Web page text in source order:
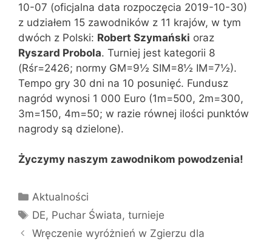
10-07 (oficjalna data rozpoczęcia 2019-10-30)
z udziałem 15 zawodników z 11 krajów, w tym
dwóch z Polski: Robert Szymański oraz
Ryszard Probola. Turniej jest kategorii 8
(Rśr=2426; normy GM=9½ SIM=8½ IM=7½).
Tempo gry 30 dni na 10 posunięć. Fundusz
nagród wynosi 1 000 Euro (1m=500, 2m=300,
3m=150, 4m=50; w razie równej ilości punktów
nagrody są dzielone).
Życzymy naszym zawodnikom powodzenia!
Kategorie
Aktualności
Tagi
DE, Puchar Świata,turnieje
Wręczenie wyróżnień w Zgierzu dla